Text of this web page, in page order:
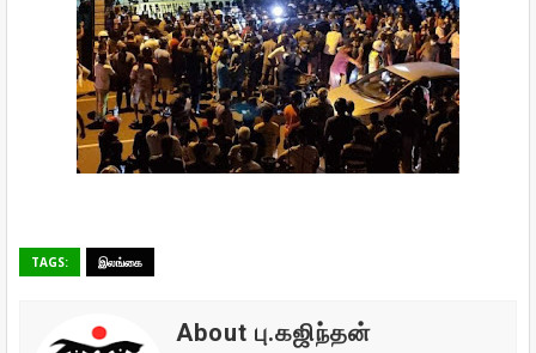
TAGS: இலங்கை
About பு.கஜிந்தன்